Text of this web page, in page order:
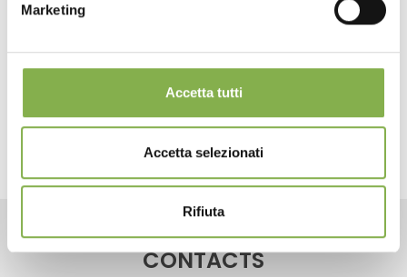
Marketing
Accetta tutti
Accetta selezionati
Rifiuta
Water basins
share
CONTACTS